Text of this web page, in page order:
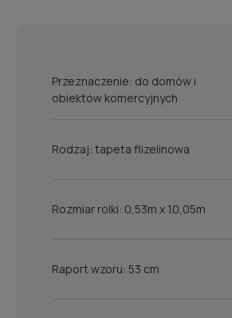
Przeznaczenie: do domów i
obiektów komercyjnych
Rodzaj: tapeta flizelinowa
Rozmiar rolki: 0,53m x 10,05m
Raport wzoru: 53 cm